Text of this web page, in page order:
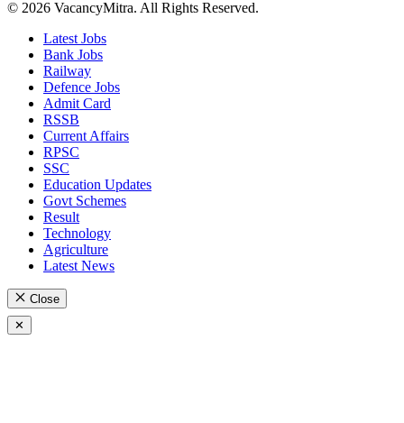
© 2026 VacancyMitra. All Rights Reserved.
Latest Jobs
Bank Jobs
Railway
Defence Jobs
Admit Card
RSSB
Current Affairs
RPSC
SSC
Education Updates
Govt Schemes
Result
Technology
Agriculture
Latest News
Close
✕